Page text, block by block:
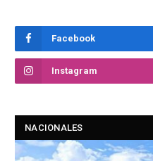
Facebook
Instagram
NACIONALES